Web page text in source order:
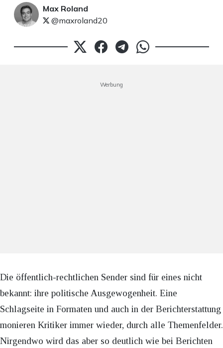
Max Roland
@maxroland20
Werbung
Die öffentlich-rechtlichen Sender sind für eines nicht
bekannt: ihre politische Ausgewogenheit. Eine
Schlagseite in Formaten und auch in der Berichterstattung
monieren Kritiker immer wieder, durch alle Themenfelder.
Nirgendwo wird das aber so deutlich wie bei Berichten